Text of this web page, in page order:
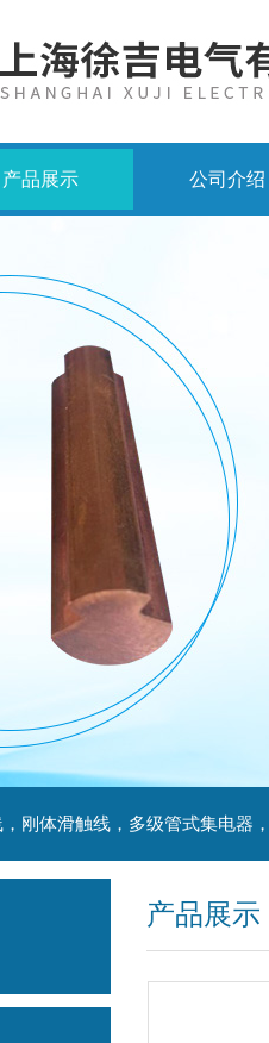
产品展示 公司介绍
产品展示